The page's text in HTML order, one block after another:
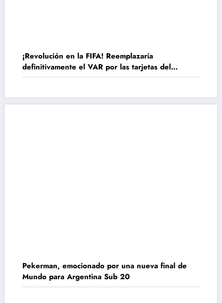
¡Revolución en la FIFA! Reemplazaría
definitivamente el VAR por las tarjetas del
Mundial Sub 20
Pekerman, emocionado por una nueva final de
Mundo para Argentina Sub 20